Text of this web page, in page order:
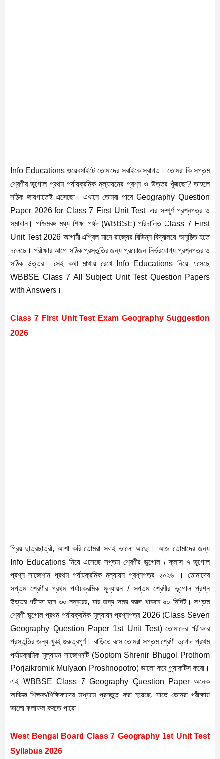
Info Educations ওয়েবসাইটে তোমাদের সবাইকে স্বাগত। তোমরা কি সপ্তম
শ্রেণীর ভূগোল প্রথম পর্যায়ক্রমিক মূল্যায়নের প্রশ্ন ও উত্তর খুঁজছো? তাহলে
সঠিক জায়গাতেই এসেছো। এখানে তোমরা পাবে Geography Question
Paper 2026 for Class 7 First Unit Test–এর সম্পূর্ণ প্রশ্নপত্র ও
সমাধান। পশ্চিমবঙ্গ মধ্য শিক্ষা পর্ষদ (WBBSE) পরিচালিত Class 7 First
Unit Test 2026 আগামী এপ্রিল মাসে রাজ্যের বিভিন্ন বিদ্যালয়ে অনুষ্ঠিত হতে
চলেছে। পরীক্ষার আগে সঠিক প্রস্তুতির জন্য প্রয়োজন নির্ভরযোগ্য প্রশ্নপত্র ও
সঠিক উত্তর। সেই কথা মাথায় রেখে Info Educations নিয়ে এসেছে
WBBSE Class 7 All Subject Unit Test Question Papers
with Answers।
Class 7 First Unit Test Exam Geography Suggestion
2026
প্রিয় ছাত্রছাত্রী, আশা করি তোমরা সবাই ভালো আছো। আজ তোমাদের জন্য
Info Educations নিয়ে এসেছে সপ্তম শ্রেণীর ভূগোল /ক্লাস ৭ ভূগোল
প্রশ্ন সাজেশানপ্রথম পর্যায়ক্রমিক মূল্যায়ন প্রশ্নপত্র ২০২৬ । তোমাদের
সপ্তম শ্রেণীর প্রথম পর্যায়ক্রমিক মূল্যায়ন / সপ্তম শ্রেণীর ভূগোল প্রশ্ন
উত্তর পরীক্ষা হবে ৩০ নম্বরের, যার জন্য সময় বরাদ্দ থাকবে ৬০ মিনিট। সপ্তম
শ্রেণী ভূগোল প্রথম পর্যায়ক্রমিক মূল্যায়ন প্রশ্নপত্র 2026 (Class Seven
Geography Question Paper 1st Unit Test) তোমাদের পরীক্ষার
প্রস্তুতির জন্য খুবই গুরুত্বপূর্ণ। বাড়িতে বসে তোমরা সপ্তম শ্রেণী ভূগোল প্রথম
পর্যায়ক্রমিক মূল্যায়ন সাজেশনটি (Soptom Shrenir Bhugol Prothom
Porjaikromik Mulyaon Proshnopotro) ভালো করে প্র্যাকটিস করো।
এই WBBSE Class 7 Geography Question Paper অনেক
অভিজ্ঞ শিক্ষক/শিক্ষিকাদের মাধ্যমে প্রস্তুত করা হয়েছে, যাতে তোমরা পরীক্ষায়
ভালো ফলাফল করতে পারো।
West Bengal Board Class 7 Geography 1st Unit Test
Syllabus 2026